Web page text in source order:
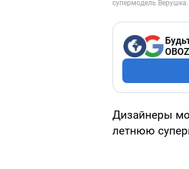
Дизайнеры
летнюю